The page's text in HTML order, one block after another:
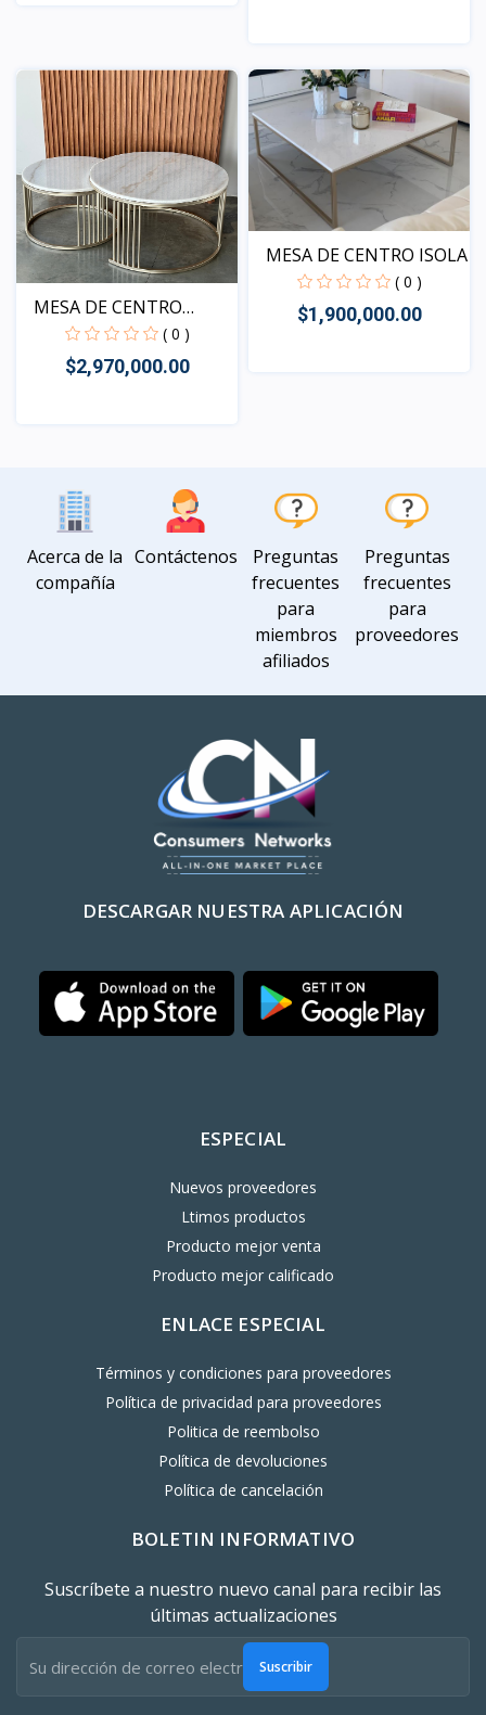
Vista
MESA DE CENTRO
OMEGA
( 0 )
$2,970,000.00
MESA DE CENTRO ISOLA
( 0 )
$1,900,000.00
Acerca de la
compañía
Contáctenos
Preguntas
frecuentes
para
miembros
afiliados
Preguntas
frecuentes
para
proveedores
DESCARGAR NUESTRA APLICACIÓN
ESPECIAL
Nuevos proveedores
Ltimos productos
Producto mejor venta
Producto mejor calificado
ENLACE ESPECIAL
Términos y condiciones para proveedores
Política de privacidad para proveedores
Politica de reembolso
Política de devoluciones
Política de cancelación
BOLETIN INFORMATIVO
Suscríbete a nuestro nuevo canal para recibir las
últimas actualizaciones
Suscribir